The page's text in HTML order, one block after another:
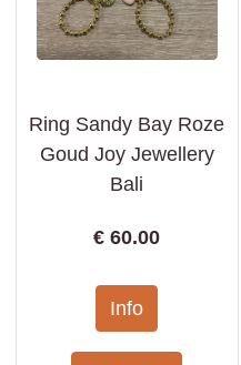
Ring Sandy Bay Roze
Goud Joy Jewellery
Bali
€60.00